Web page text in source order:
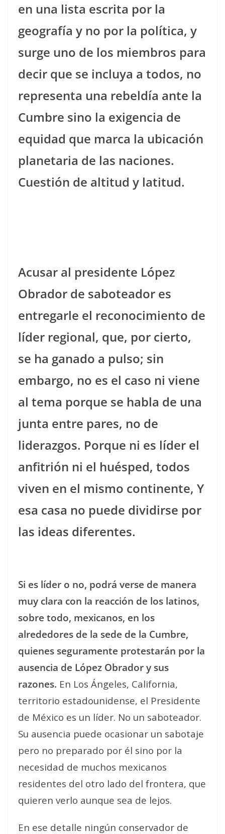
en una lista escrita por la
geografía y no por la política, y
surge uno de los miembros para
decir que se incluya a todos, no
representa una rebeldía ante la
Cumbre sino la exigencia de
equidad que marca la ubicación
planetaria de las naciones.
Cuestión de altitud y latitud.
Acusar al presidente López
Obrador de saboteador es
entregarle el reconocimiento de
líder regional, que, por cierto,
se ha ganado a pulso; sin
embargo, no es el caso ni viene
al tema porque se habla de una
junta entre pares, no de
liderazgos. Porque ni es líder el
anfitrión ni el huésped, todos
viven en el mismo continente, Y
esa casa no puede dividirse por
las ideas diferentes.
Si es líder o no, podrá verse de manera
muy clara con la reacción de los latinos,
sobre todo, mexicanos, en los
alrededores de la sede de la Cumbre,
quienes seguramente protestarán por la
ausencia de López Obrador y sus
razones. En Los Ángeles, California,
territorio estadounidense, el Presidente
de México es un líder. No un saboteador.
Su ausencia puede ocasionar un sabotaje
pero no preparado por él sino por la
necesidad de muchos mexicanos
residentes del otro lado del frontera, que
quieren verlo aunque sea de lejos.
En ese detalle ningún conservador de